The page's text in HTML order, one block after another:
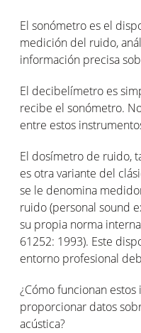
El sonómetro es el
medición del ruido,
información precisa
El decibelímetro es
recibe el sonómetro.
entre estos
El dosímetro de ruido,
es otra variante del
se le denomina
ruido (personal sound
su propia norma
61252: 1993). Este
entorno profesional
¿Cómo funcionan
proporcionar datos
acústica?